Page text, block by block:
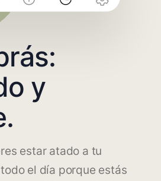
y
estar atado a tu
el día porque estás